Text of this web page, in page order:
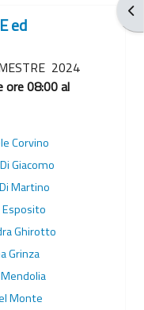
ed
2024
08:00 al
Corvino
Giacomo
Martino
Esposito
Ghirotto
Grinza
Monte